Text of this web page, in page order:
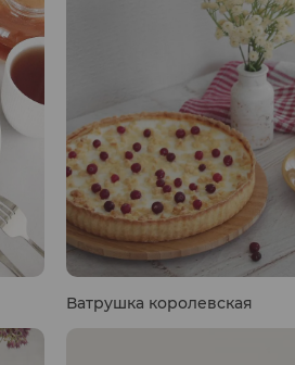
Ватрушка королевская